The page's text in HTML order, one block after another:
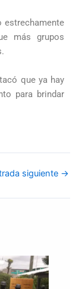
estrechamente
más grupos
que ya hay
para brindar
siguiente →